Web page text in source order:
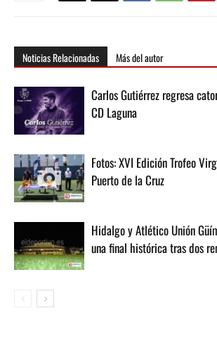
Noticias Relacionadas Más del autor
Carlos Gutiérrez regresa
CD Laguna
Fotos: XVI Edición Trofeo
Puerto de la Cruz
Hidalgo y Atlético Unión
una final histórica tras dos